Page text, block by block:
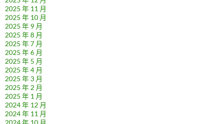
2025 年 11 月
2025 年 10 月
2025 年 9 月
2025 年 8 月
2025 年 7 月
2025 年 6 月
2025 年 5 月
2025 年 4 月
2025 年 3 月
2025 年 2 月
2025 年 1 月
2024 年 12 月
2024 年 11 月
2024 年 10 月